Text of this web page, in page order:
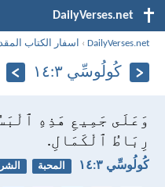
DailyVerses.net
DailyVerses.net
› اسفار الكتاب
كُولُوسِّي ٣:‏١٤
وَعَلَى جَمِيعِ هَذِهِ
رِبَاطُ ٱلْكَمَالِ.
كُولُوسِّي ٣:‏١٤ المحبة